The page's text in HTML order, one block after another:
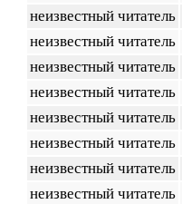
неизвестный читатель
неизвестный читатель
неизвестный читатель
неизвестный читатель
неизвестный читатель
неизвестный читатель
неизвестный читатель
неизвестный читатель